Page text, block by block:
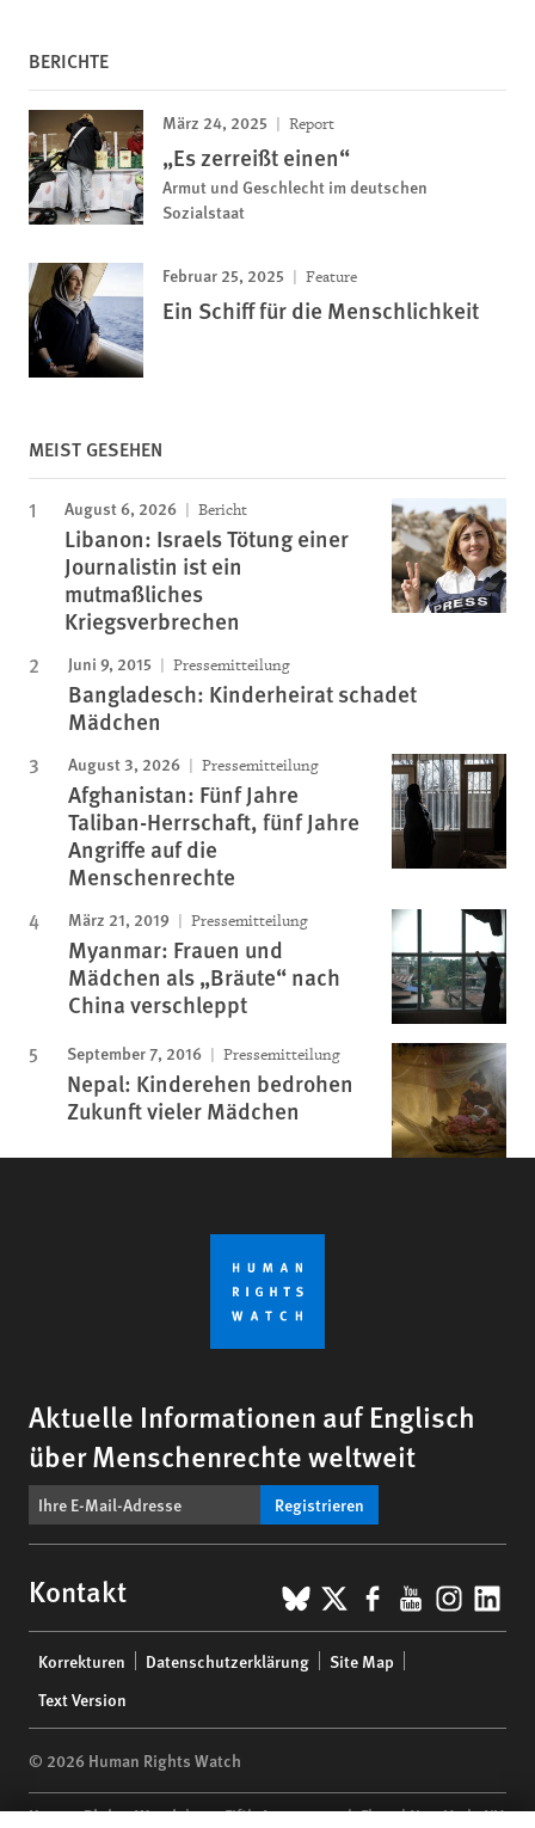
BERICHTE
März 24, 2025 Report
„Es zerreißt einen“
Armut und Geschlecht im deutschen
Sozialstaat
Februar 25, 2025 Feature
Ein Schiff für die Menschlichkeit
MEIST GESEHEN
August 6, 2026 Bericht
Libanon: Israels Tötung einer
Journalistin ist ein
mutmaßliches
Kriegsverbrechen
Juni 9, 2015 Pressemitteilung
Bangladesch: Kinderheirat schadet
Mädchen
August 3, 2026 Pressemitteilung
Afghanistan: Fünf Jahre
Taliban-Herrschaft, fünf Jahre
Angriffe auf die
Menschenrechte
März 21, 2019 Pressemitteilung
Myanmar: Frauen und
Mädchen als „Bräute“ nach
China verschleppt
September 7, 2016 Pressemitteilung
Nepal: Kinderehen bedrohen
Zukunft vieler Mädchen
Aktuelle Informationen auf Englisch
über Menschenrechte weltweit
Registrieren
Kontakt BlueSky
X Facebook
YouTube
menu
Korrekturen Datenschutzerklärung
Site Map
Text Version
© 2026 Human Rights Watch
Human Rights Watch| 350 Fifth Avenue, 34th Floor | New York,NY